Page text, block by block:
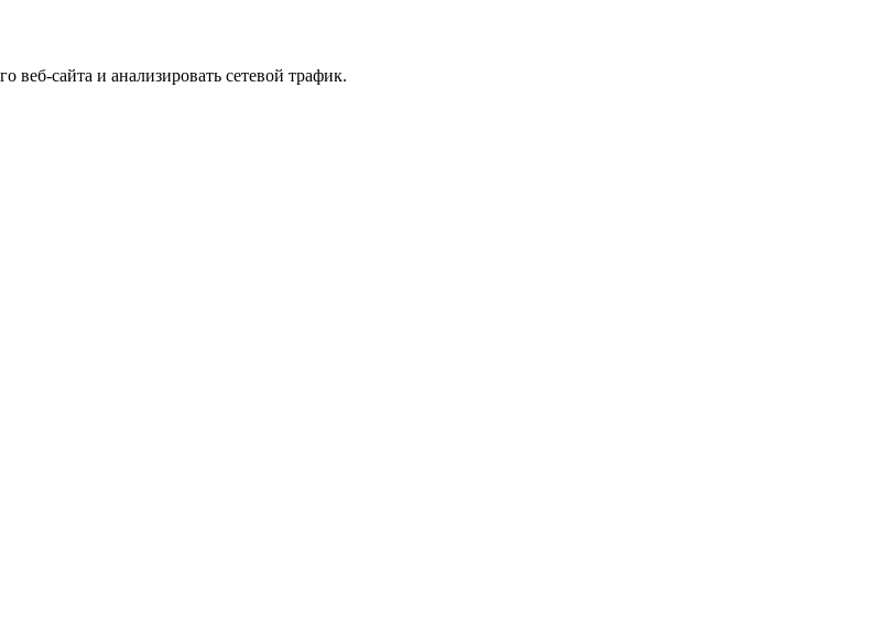
сайта и анализировать сетевой трафик.